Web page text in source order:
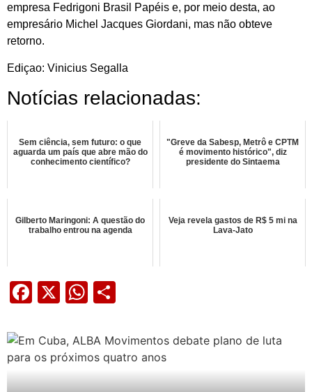
empresa Fedrigoni Brasil Papéis e, por meio desta, ao
empresário Michel Jacques Giordani, mas não obteve
retorno.
Ediçao: Vinicius Segalla
Notícias relacionadas:
Sem ciência, sem futuro: o que
aguarda um país que abre mão do
conhecimento científico?
"Greve da Sabesp, Metrô e CPTM
é movimento histórico", diz
presidente do Sintaema
Gilberto Maringoni: A questão do
trabalho entrou na agenda
Veja revela gastos de R$ 5 mi na
Lava-Jato
Facebook
X WhatsApp